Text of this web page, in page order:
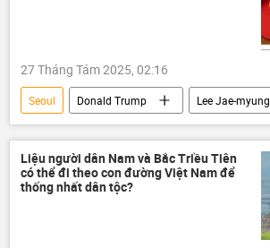
27 Tháng Tám 2025, 02:16
Seoul Donald Trump
Lee Jae-myung
Hàn Quốc
Hoa Kỳ
thông tin
Thế giới
Chính trị
phương Tây
Melania Trump
Liệu người dân Nam và Bắc Triều Tiên
có thể đi theo con đường Việt Nam để
thống nhất dân tộc?